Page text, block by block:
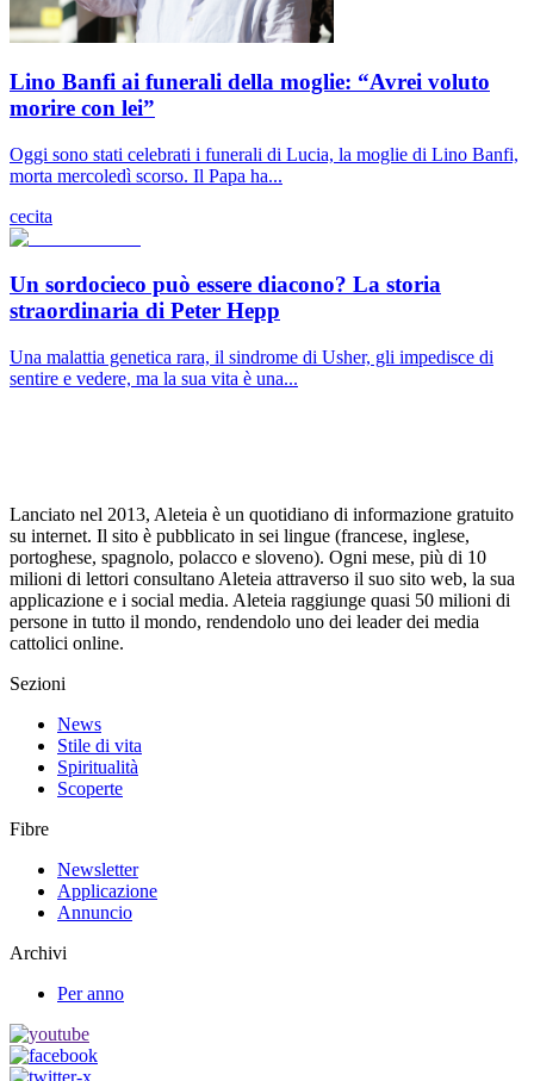
Lino Banfi ai funerali della moglie: “Avrei voluto
morire con lei”
Oggi sono stati celebrati i funerali di Lucia, la moglie di Lino Banfi,
morta mercoledì scorso. Il Papa ha...
cecita
Un sordocieco può essere diacono? La storia
straordinaria di Peter Hepp
Una malattia genetica rara, il sindrome di Usher, gli impedisce di
sentire e vedere, ma la sua vita è una...
Lanciato nel 2013, Aleteia è un quotidiano di informazione gratuito
su internet. Il sito è pubblicato in sei lingue (francese, inglese,
portoghese, spagnolo, polacco e sloveno). Ogni mese, più di 10
milioni di lettori consultano Aleteia attraverso il suo sito web, la sua
applicazione e i social media. Aleteia raggiunge quasi 50 milioni di
persone in tutto il mondo, rendendolo uno dei leader dei media
cattolici online.
Sezioni
News
Stile di vita
Spiritualità
Scoperte
Fibre
Newsletter
Applicazione
Annuncio
Archivi
Per anno